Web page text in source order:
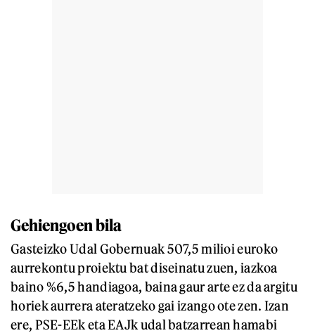
Gehiengoen bila
Gasteizko Udal Gobernuak 507,5 milioi euroko
aurrekontu proiektu bat diseinatu zuen, iazkoa
baino %6,5 handiagoa, baina gaur arte ez da argitu
horiek aurrera ateratzeko gai izango ote zen. Izan
ere, PSE-EEk eta EAJk udal batzarrean hamabi